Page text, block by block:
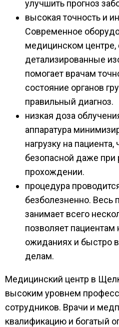
улучшить прогноз
высокая точность и
Современное
медицинском центре,
детализированные
помогает врачам
состояние органов
правильный диагноз.
низкая доза
аппаратура
нагрузку на
безопасной даже при
прохождении.
процедура
безболезненно. Весь
занимает всего
позволяет пациентам
ожиданиях и быстро
делам.
Медицинский центр в
высоким уровнем
сотрудников. Врачи и
квалификацию и богатый